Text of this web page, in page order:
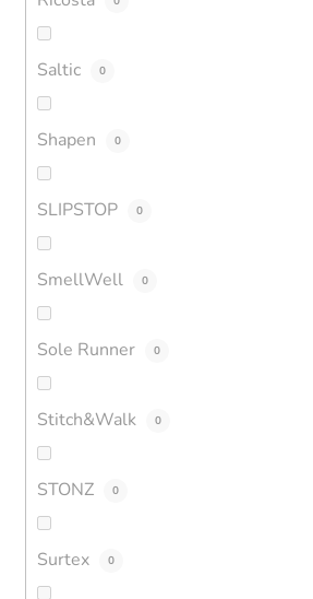
Saltic 0
Shapen 0
SLIPSTOP 0
SmellWell 0
Sole Runner 0
Stitch&Walk 0
STONZ 0
Surtex 0